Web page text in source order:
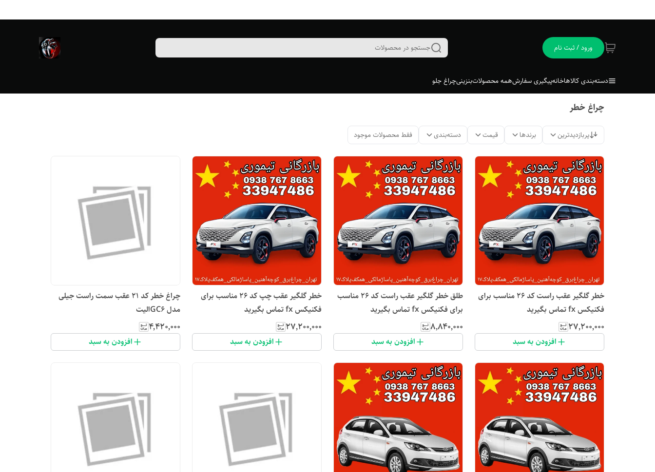
ورود / ثبت نام جستجو در محصولات
دسته‌بندی کالاهاخانهپیگیری سفارشهمه محصولاتبنزینیچراغ جلو
چراغ خطر
پربازدیدترین برندها قیمت دسته‌بندی فقط محصولات موجود
خطر گلگیر عقب راست کد ۲۶ مناسب برای
فکنیکس fx تماس بگیرید
۲۷٬۲۰۰٬۰۰۰
افزودن به سبد
طلق خطر گلگیر عقب راست کد ۲۶ مناسب
برای فکنیکس fx تماس بگیرید
۸٬۸۴۰٬۰۰۰
افزودن به سبد
خطر گلگیر عقب چپ کد ۲۶ مناسب برای
فکنیکس fx تماس بگیرید
۲۷٬۲۰۰٬۰۰۰
افزودن به سبد
چراغ خطر کد ۲۱ عقب سمت راست جیلی
مدل GC6الیت
۴٬۴۲۰٬۰۰۰
افزودن به سبد